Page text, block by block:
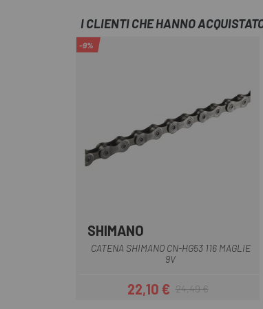
I CLIENTI CHE HANNO
-9%
SHIMANO
CATENA SHIMANO CN-HG53 116 MAGLIE
9V
Prezzo
22,10 €Prezzo base
24,49 €